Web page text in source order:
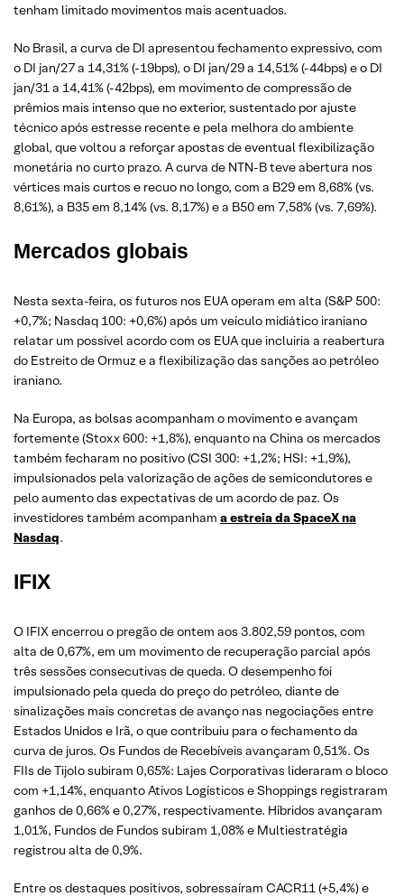
tenham limitado movimentos mais acentuados.
No Brasil, a curva de DI apresentou fechamento expressivo, com
o DI jan/27 a 14,31% (-19bps), o DI jan/29 a 14,51% (-44bps) e o DI
jan/31 a 14,41% (-42bps), em movimento de compressão de
prêmios mais intenso que no exterior, sustentado por ajuste
técnico após estresse recente e pela melhora do ambiente
global, que voltou a reforçar apostas de eventual flexibilização
monetária no curto prazo. A curva de NTN-B teve abertura nos
vértices mais curtos e recuo no longo, com a B29 em 8,68% (vs.
8,61%), a B35 em 8,14% (vs. 8,17%) e a B50 em 7,58% (vs. 7,69%).
Mercados globais
Nesta sexta-feira, os futuros nos EUA operam em alta (S&P 500:
+0,7%; Nasdaq 100: +0,6%) após um veículo midiático iraniano
relatar um possível acordo com os EUA que incluiria a reabertura
do Estreito de Ormuz e a flexibilização das sanções ao petróleo
iraniano.
Na Europa, as bolsas acompanham o movimento e avançam
fortemente (Stoxx 600: +1,8%), enquanto na China os mercados
também fecharam no positivo (CSI 300: +1,2%; HSI: +1,9%),
impulsionados pela valorização de ações de semicondutores e
pelo aumento das expectativas de um acordo de paz. Os
investidores também acompanham a estreia da SpaceX na
Nasdaq.
IFIX
O IFIX encerrou o pregão de ontem aos 3.802,59 pontos, com
alta de 0,67%, em um movimento de recuperação parcial após
três sessões consecutivas de queda. O desempenho foi
impulsionado pela queda do preço do petróleo, diante de
sinalizações mais concretas de avanço nas negociações entre
Estados Unidos e Irã, o que contribuiu para o fechamento da
curva de juros. Os Fundos de Recebíveis avançaram 0,51%. Os
FIIs de Tijolo subiram 0,65%: Lajes Corporativas lideraram o bloco
com +1,14%, enquanto Ativos Logísticos e Shoppings registraram
ganhos de 0,66% e 0,27%, respectivamente. Híbridos avançaram
1,01%, Fundos de Fundos subiram 1,08% e Multiestratégia
registrou alta de 0,9%.
Entre os destaques positivos, sobressaíram CACR11 (+5,4%) e